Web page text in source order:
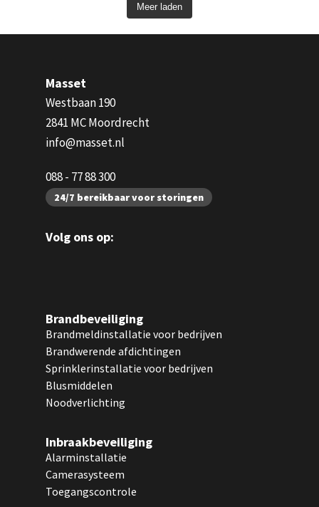
Meer laden
Masset
Westbaan 190
2841 MC Moordrecht
info@masset.nl
088 - 77 88 300
24/7 bereikbaar voor storingen
Volg ons op:
Brandbeveiliging
Brandmeldinstallatie voor bedrijven
Brandwerende afdichtingen
Sprinklerinstallatie voor bedrijven
Blusmiddelen
Noodverlichting
Inbraakbeveiliging
Alarminstallatie
Camerasysteem
Toegangscontrole